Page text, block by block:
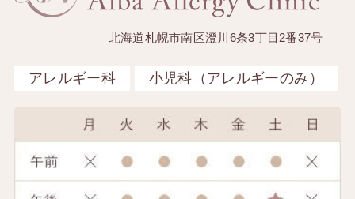
北海道札幌市南区澄川6条3丁目2番37号
アレルギー科 小児科（アレルギーのみ）